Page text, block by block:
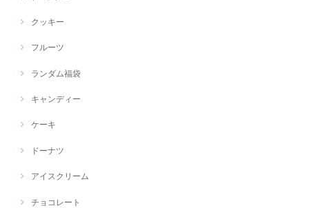
クッキー
フルーツ
ランダム福袋
キャンディー
ケーキ
ドーナツ
アイスクリーム
チョコレート